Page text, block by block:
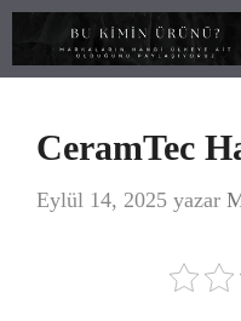
İçeriğe
CeramTec
Eylül 14, 2025 yazar